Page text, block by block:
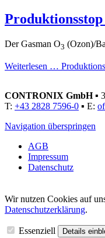
Der Gasman O3 (Ozon)/
Weiterlesen …
CONTRONIX GmbH ▪
T: +43 2828 7596-0 ▪ E:
Navigation überspringen
AGB
Impressum
Datenschutz
Wir nutzen Cookies auf
Datenschutzerklärung.
Essenziell Details